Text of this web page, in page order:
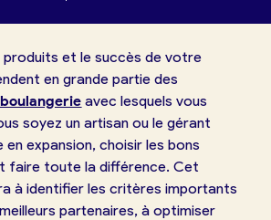
produits et le succès de votre
en grande partie des
avec lesquels vous
soyez un artisan ou le gérant
en expansion, choisir les bons
faire toute la différence. Cet
à identifier les critères importants
partenaires, à optimiser